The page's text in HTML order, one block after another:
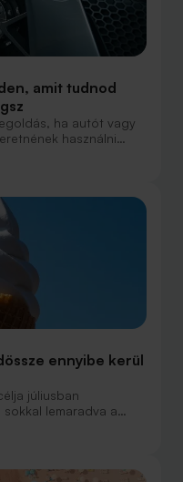
amit tudnod
ha autót vagy
használni
kellene fizetniük.
találkozol.
ennyibe kerül
júliusban
lemaradva a
A tengerparti